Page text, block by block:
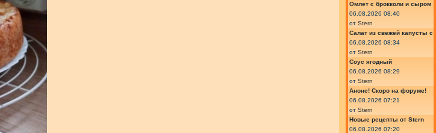
Омлет с брокколи и сыром
06.08.2026 08:40
от Stern
Салат из свежей капусты
06.08.2026 08:34
от Stern
Соус ягодный
06.08.2026 08:29
от Stern
Анонс! Скоро на форуме!
06.08.2026 07:21
от Stern
Новые рецепты от Stern
06.08.2026 07:20